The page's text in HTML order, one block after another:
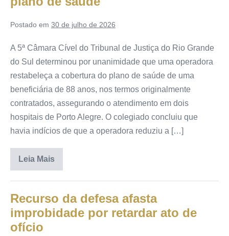
Postado em 30 de julho de 2026
A 5ª Câmara Cível do Tribunal de Justiça do Rio Grande
do Sul determinou por unanimidade que uma operadora
restabeleça a cobertura do plano de saúde de uma
beneficiária de 88 anos, nos termos originalmente
contratados, assegurando o atendimento em dois
hospitais de Porto Alegre. O colegiado concluiu que
havia indícios de que a operadora reduziu a […]
Leia Mais
Recurso da defesa afasta
improbidade por retardar ato de
ofício